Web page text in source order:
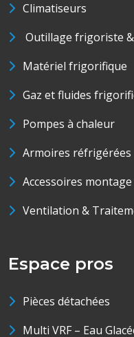
Climatiseurs
Outillage frigoriste
Matériel frigorifique
Gaz et fluides
Pompes à chaleur
Armoires réfrigérées
Accessoires
Ventilation &
Espace pros
Pièces détachées
Multi VRF – Eau